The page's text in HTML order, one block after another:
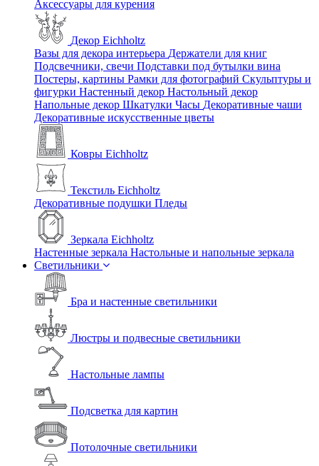
Аксессуары для курения
Декор Eichholtz
Вазы для декора интерьера Держатели для книг
Подсвечники, свечи Подставки под бутылки вина
Постеры, картины Рамки для фотографий Скульптуры и
фигурки Настенный декор Настольный декор
Напольные декор Шкатулки Часы Декоративные чаши
Декоративные искусственные цветы
Ковры Eichholtz
Текстиль Eichholtz
Декоративные подушки Пледы
Зеркала Eichholtz
Настенные зеркала Настольные и напольные зеркала
Светильники
Бра и настенные светильники
Люстры и подвесные светильники
Настольные лампы
Подсветка для картин
Потолочные светильники